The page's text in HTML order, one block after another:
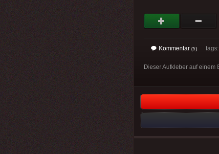
Kommentar (5)
Dieser Aufkleber auf einem